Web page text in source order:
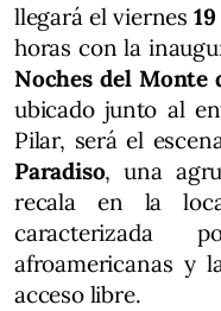
llegará el viernes
horas con la
Noches del Monte
ubicado junto al
Pilar, será el
Paradiso, una
recala en la
caracterizada
afroamericanas y
acceso libre.